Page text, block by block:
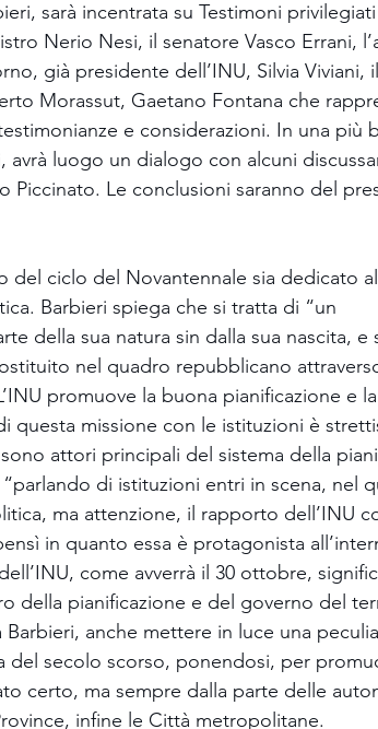
sarà incentrata su Testimoni
Nerio Nesi, il senatore Vasco Errani,
già presidente dell’INU, Silvia Viviani, il
Morassut, Gaetano Fontana che
e considerazioni. In una più
luogo un dialogo con alcuni
Piccinato. Le conclusioni saranno del
del ciclo del Novantennale sia dedicato
Barbieri spiega che si tratta di “un
della sua natura sin dalla sua nascita,
nel quadro repubblicano
promuove la buona pianificazione e
missione con le istituzioni è
attori principali del sistema della
di istituzioni entri in scena, nel
ma attenzione, il rapporto dell’INU
in quanto essa è protagonista
come avverrà il 30 ottobre,
della pianificazione e del governo del
anche mettere in luce una
del secolo scorso, ponendosi, per
certo, ma sempre dalla parte delle
infine le Città metropolitane.